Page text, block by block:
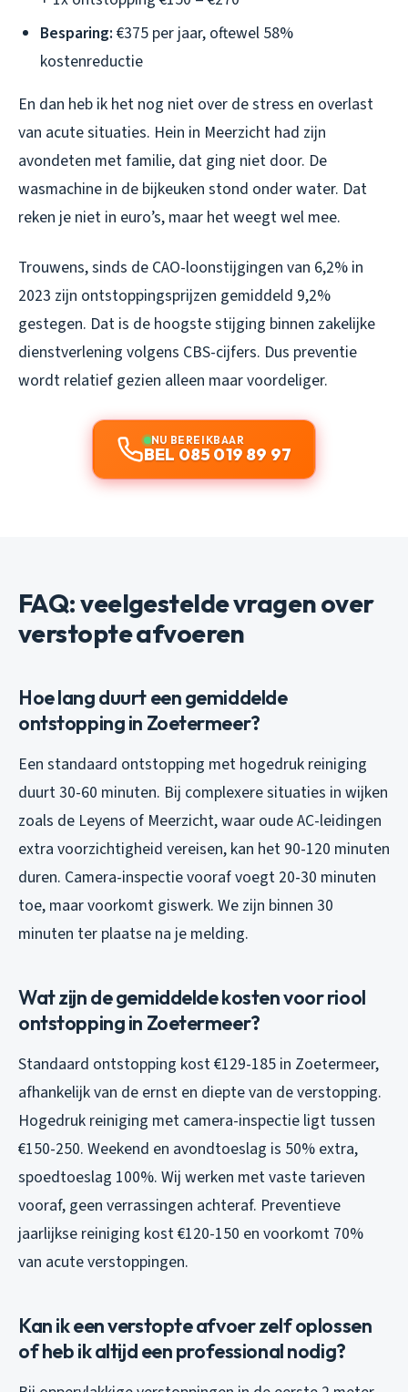
Besparing: €375 per jaar, oftewel 58%
kostenreductie
En dan heb ik het nog niet over de stress en overlast
van acute situaties. Hein in Meerzicht had zijn
avondeten met familie, dat ging niet door. De
wasmachine in de bijkeuken stond onder water. Dat
reken je niet in euro’s, maar het weegt wel mee.
Trouwens, sinds de CAO-loonstijgingen van 6,2% in
2023 zijn ontstoppingsprijzen gemiddeld 9,2%
gestegen. Dat is de hoogste stijging binnen zakelijke
dienstverlening volgens CBS-cijfers. Dus preventie
wordt relatief gezien alleen maar voordeliger.
NU BEREIKBAAR
BEL 085 019 89 97
FAQ: veelgestelde vragen over
verstopte afvoeren
Hoe lang duurt een gemiddelde
ontstopping in Zoetermeer?
Een standaard ontstopping met hogedruk reiniging
duurt 30-60 minuten. Bij complexere situaties in wijken
zoals de Leyens of Meerzicht, waar oude AC-leidingen
extra voorzichtigheid vereisen, kan het 90-120 minuten
duren. Camera-inspectie vooraf voegt 20-30 minuten
toe, maar voorkomt giswerk. We zijn binnen 30
minuten ter plaatse na je melding.
Wat zijn de gemiddelde kosten voor riool
ontstopping in Zoetermeer?
Standaard ontstopping kost €129-185 in Zoetermeer,
afhankelijk van de ernst en diepte van de verstopping.
Hogedruk reiniging met camera-inspectie ligt tussen
€150-250. Weekend en avondtoeslag is 50% extra,
spoedtoeslag 100%. Wij werken met vaste tarieven
vooraf, geen verrassingen achteraf. Preventieve
jaarlijkse reiniging kost €120-150 en voorkomt 70%
van acute verstoppingen.
Kan ik een verstopte afvoer zelf oplossen
of heb ik altijd een professional nodig?